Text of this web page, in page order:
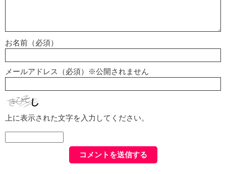
お名前（必須）
メールアドレス（必須）※公開されません
上に表示された文字を入力してください。